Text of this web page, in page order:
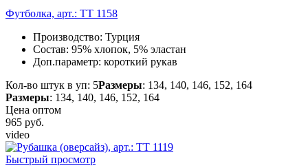
Футболка, арт.: TT 1158
Производство: Турция
Состав: 95% хлопок, 5% эластан
Доп.параметр: короткий рукав
Кол-во штук в уп: 5Размеры: 134, 140, 146, 152, 164
Размеры: 134, 140, 146, 152, 164
Цена оптом
965 руб.
video
Быстрый просмотр